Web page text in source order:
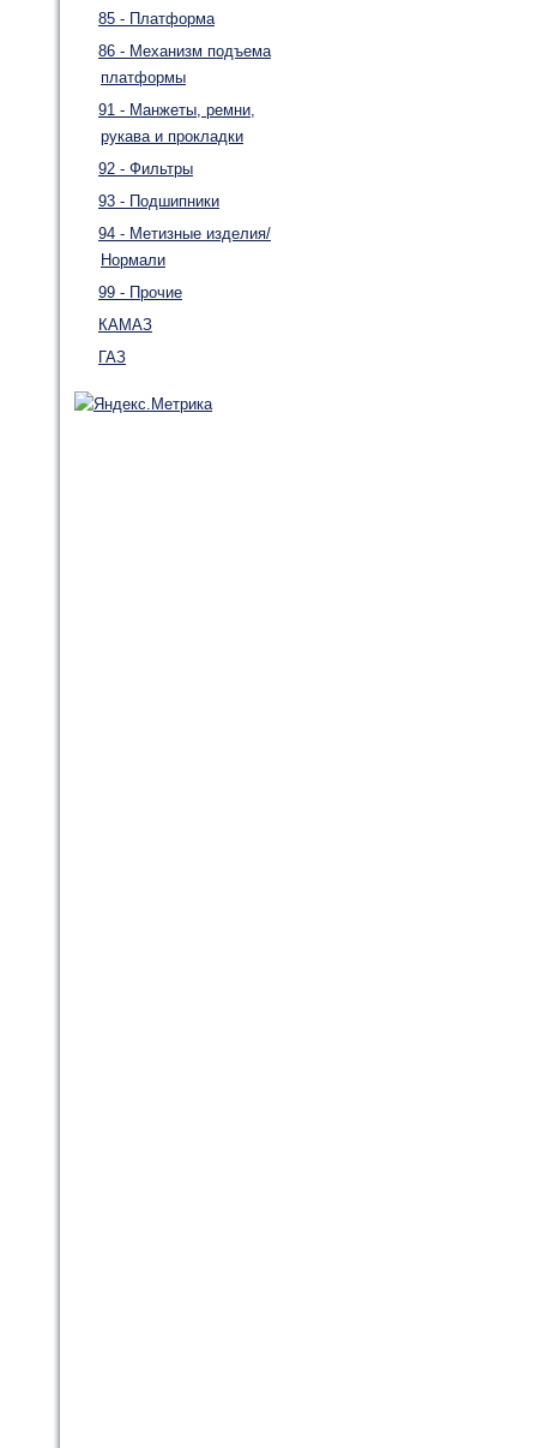
85 - Платформа
86 - Механизм подъема
платформы
91 - Манжеты, ремни,
рукава и прокладки
92 - Фильтры
93 - Подшипники
94 - Метизные изделия/
Нормали
99 - Прочие
КАМАЗ
ГАЗ